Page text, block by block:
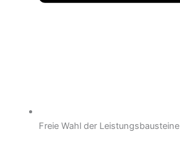
Freie Wahl der Leistungsbausteine